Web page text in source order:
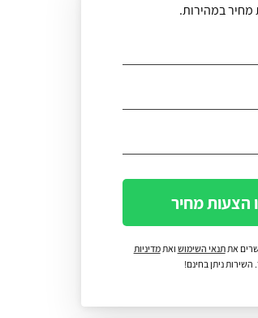
מחיר במהירות.
הצעות מחיר
אתתנאי השימוש ואתמדיניות
ניתן בחינם!